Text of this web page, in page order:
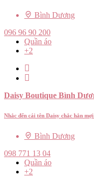
Bình Dương
096 96 90 200
Quần áo
+2
Daisy Boutique Bình
Nhắc đến cái tên Daisy chắc hẳn
Bình Dương
098 771 13 04
Quần áo
+2